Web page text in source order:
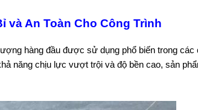
và An Toàn Cho Công Trình
hàng đầu được sử dụng phổ biến trong các
năng chịu lực vượt trội và độ bền cao, sản